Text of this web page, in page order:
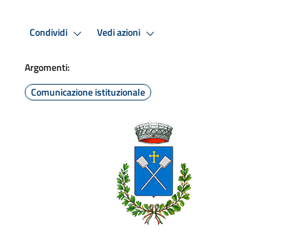
Condividi Vedi azioni
Argomenti:
Comunicazione istituzionale